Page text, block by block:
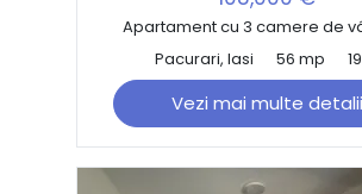
Apartament cu 3 camere de
Pacurari, Iasi
56 mp
Vezi mai multe detalii